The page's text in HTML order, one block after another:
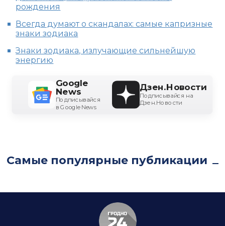
рождения
Всегда думают о скандалах: самые капризные
знаки зодиака
Знаки зодиака, излучающие сильнейшую
энергию
Google
News
Подписывайся
в Google News
Дзен.Новости
Подписывайся на
Дзен.Новости
Самые популярные публикации